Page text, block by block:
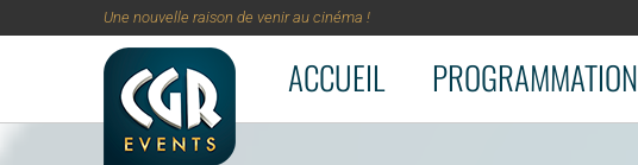
Aller au contenu principal
Une nouvelle raison de venir au cinéma !
ACCUEIL PROGRAMMATION